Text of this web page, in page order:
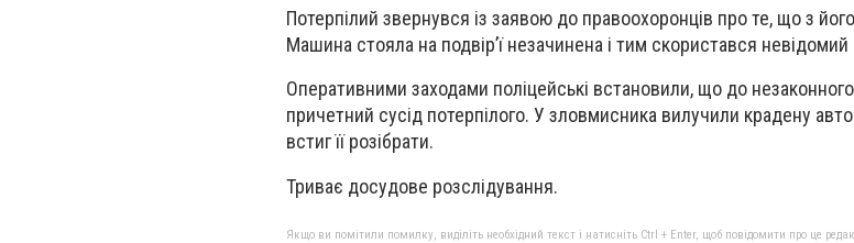
Потерпілий звернувся із заявою до правоохоронців про те, що з
Машина стояла на подвір’ї незачинена і тим скористався невідомий
Оперативними заходами поліцейські встановили, що до
причетний сусід потерпілого. У зловмисника вилучили крадену
встиг її розібрати.
Триває досудове розслідування.
Якщо ви помітили помилку, виділіть необхідний текст і натисніть Ctrl + Enter, щоб повідомити про це